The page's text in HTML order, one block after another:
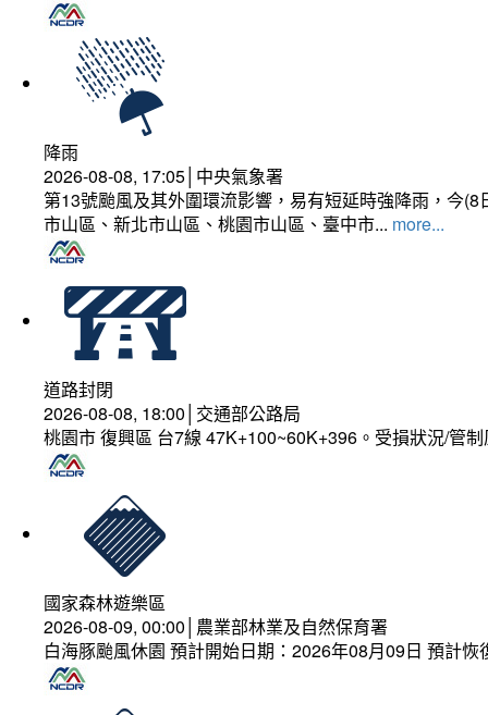
降雨
2026-08-08, 17:05│中央氣象署
第13號颱風及其外圍環流影響，易有短延時強降雨，今
市山區、新北市山區、桃園市山區、臺中市... more...
道路封閉
2026-08-08, 18:00│交通部公路局
桃園市 復興區 台7線 47K+100~60K+396。受損狀況/管
國家森林遊樂區
2026-08-09, 00:00│農業部林業及自然保育署
白海豚颱風休園 預計開始日期：2026年08月09日 預計